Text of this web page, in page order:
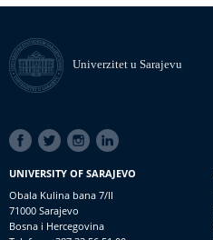
Univerzitet u Sarajevu
SOCIAL
LINKS
UNIVERSITY OF SARAJEVO
Obala Kulina bana 7/II
71000 Sarajevo
Bosna i Hercegovina